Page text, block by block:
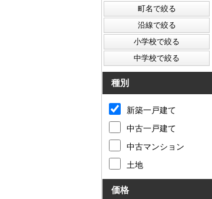
種別
新築一戸建て
中古一戸建て
中古マンション
土地
価格